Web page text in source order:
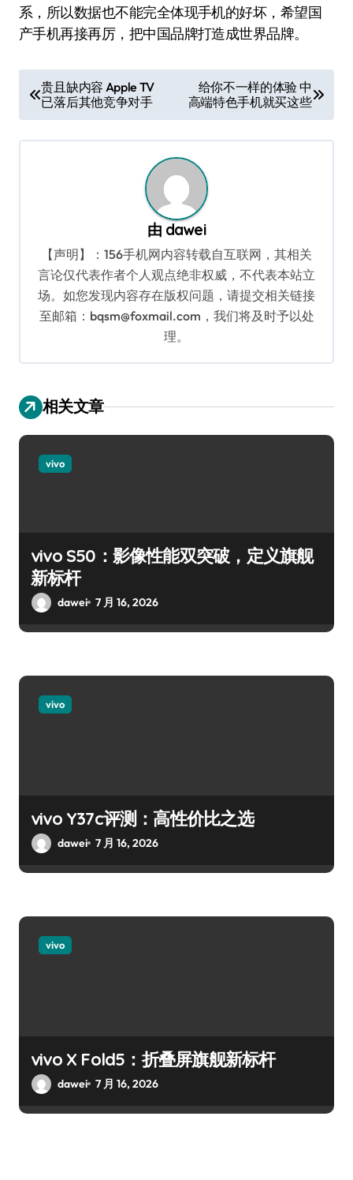
系，所以数据也不能完全体现手机的好坏，希望国
产手机再接再厉，把中国品牌打造成世界品牌。
章
导
贵且缺内容 Apple TV
已落后其他竞争对手
给你不一样的体验 中
高端特色手机就买这些
由 dawei
【声明】：156手机网内容转载自互联网，其相关
言论仅代表作者个人观点绝非权威，不代表本站立
场。如您发现内容存在版权问题，请提交相关链接
至邮箱：bqsm@foxmail.com，我们将及时予以处
理。
相关文章
vivo
vivo S50：影像性能双突破，定义旗舰
新标杆
dawei 7 月 16, 2026
vivo
vivo Y37c评测：高性价比之选
dawei 7 月 16, 2026
vivo
vivo X Fold5：折叠屏旗舰新标杆
dawei 7 月 16, 2026